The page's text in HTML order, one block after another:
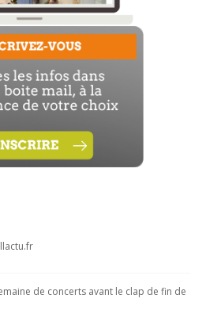
de concerts avant le clap de fin de